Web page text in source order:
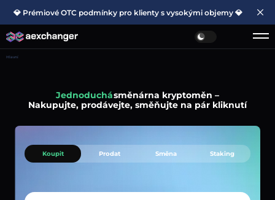
💎 Prémiové OTC podmínky pro klienty s vysokými objemy 💎
Hlavní
Jednoduchásměnárna kryptoměn –
Nakupujte, prodávejte, směňujte na pár kliknutí
Koupit Prodat Směna Staking